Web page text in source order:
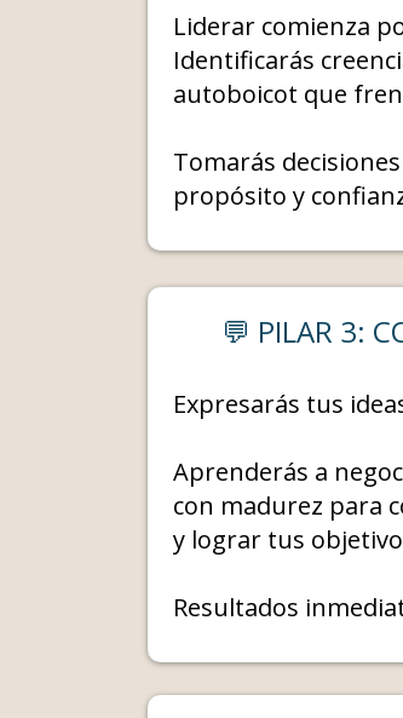
Liderar comienza
Identificarás
autoboicot que
Tomarás
propósito y
💬 PILAR 3:
Expresarás tus
Aprenderás a
con madurez para
y lograr tus
Resultados